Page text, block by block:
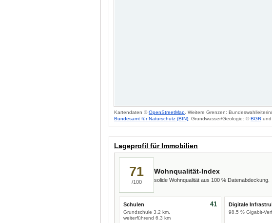
Kartendaten ©OpenStreetMap . Weitere Grenzen:
Bundesamt für Naturschutz (BfN); Grundwasser/Geologie: ©BGR und
Lageprofil für Immobilien
71
/100
Wohnqualität-Index
solide Wohnqualität aus 100 % Datenabdeckung.
Schulen
Grundschule 3,2 km,
weiterführend 6,3 km
41 Digitale
98,5 % Gigabit-